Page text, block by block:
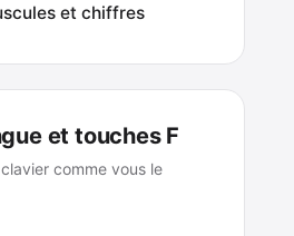
et chiffres
et touches F
comme vous le